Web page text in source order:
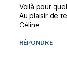
Voilà pour
Au plaisir de te
Céline
RÉPONDRE